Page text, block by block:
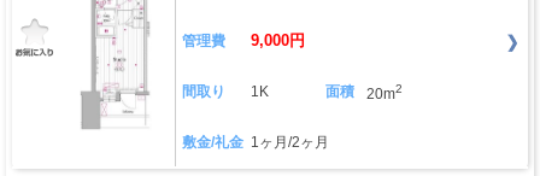
管理費 9,000円
間取り 1K 面積 20m2
敷金/礼金 1ヶ月/2ヶ月